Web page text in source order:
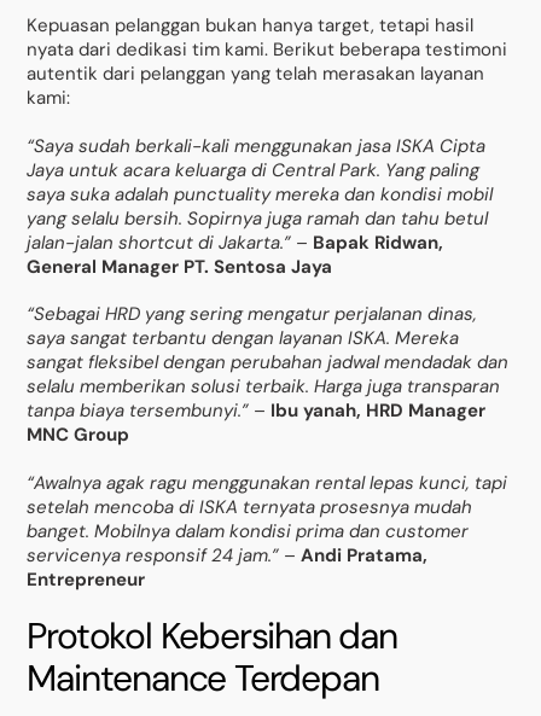
Kepuasan pelanggan bukan hanya target, tetapi hasil
nyata dari dedikasi tim kami. Berikut beberapa testimoni
autentik dari pelanggan yang telah merasakan layanan
kami:
“Saya sudah berkali-kali menggunakan jasa ISKA Cipta
Jaya untuk acara keluarga di Central Park. Yang paling
saya suka adalah punctuality mereka dan kondisi mobil
yang selalu bersih. Sopirnya juga ramah dan tahu betul
jalan-jalan shortcut di Jakarta.” – Bapak Ridwan,
General Manager PT. Sentosa Jaya
“Sebagai HRD yang sering mengatur perjalanan dinas,
saya sangat terbantu dengan layanan ISKA. Mereka
sangat fleksibel dengan perubahan jadwal mendadak dan
selalu memberikan solusi terbaik. Harga juga transparan
tanpa biaya tersembunyi.” – Ibu yanah, HRD Manager
MNC Group
“Awalnya agak ragu menggunakan rental lepas kunci, tapi
setelah mencoba di ISKA ternyata prosesnya mudah
banget. Mobilnya dalam kondisi prima dan customer
servicenya responsif 24 jam.” –Andi Pratama,
Entrepreneur
Protokol Kebersihan dan
Maintenance Terdepan